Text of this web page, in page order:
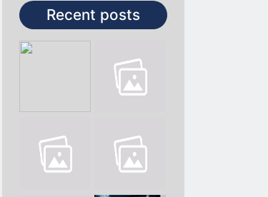
Recent posts